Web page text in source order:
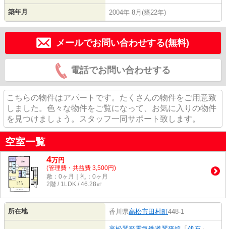
築年月 2004年 8月(築22年)
メールでお問い合わせする(無料)
電話でお問い合わせする
こちらの物件はアパートです。たくさんの物件をご用意致
しました。色々な物件をご覧になって、お気に入りの物件
を見つけましょう。スタッフ一同サポート致します。
空室一覧
4万円
(管理費・共益費 3,500円)
敷：0ヶ月｜礼：0ヶ月
2階 / 1LDK / 46.28㎡
所在地 香川県高松市田村町448-1